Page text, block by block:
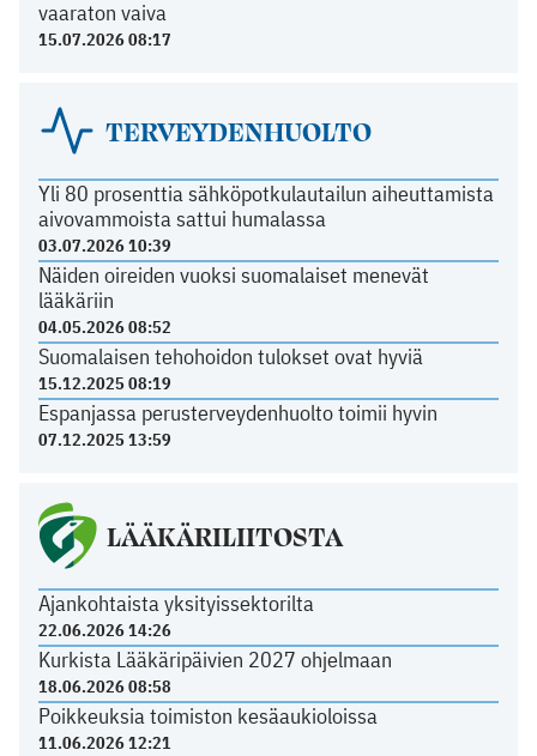
vaaraton vaiva
15.07.2026 08:17
TERVEYDENHUOLTO
Yli 80 prosenttia sähköpotkulautailun aiheuttamista
aivovammoista sattui humalassa
03.07.2026 10:39
Näiden oireiden vuoksi suomalaiset menevät
lääkäriin
04.05.2026 08:52
Suomalaisen tehohoidon tulokset ovat hyviä
15.12.2025 08:19
Espanjassa perusterveydenhuolto toimii hyvin
07.12.2025 13:59
LÄÄKÄRILIITOSTA
Ajankohtaista yksityissektorilta
22.06.2026 14:26
Kurkista Lääkäripäivien 2027 ohjelmaan
18.06.2026 08:58
Poikkeuksia toimiston kesäaukioloissa
11.06.2026 12:21